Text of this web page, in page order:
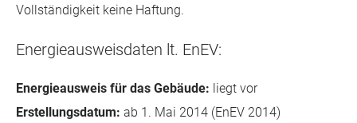
Vollständigkeit keine Haftung.
Energieausweisdaten lt. EnEV:
Energieausweis für das Gebäude: liegt vor
Erstellungsdatum: ab 1. Mai 2014 (EnEV 2014)